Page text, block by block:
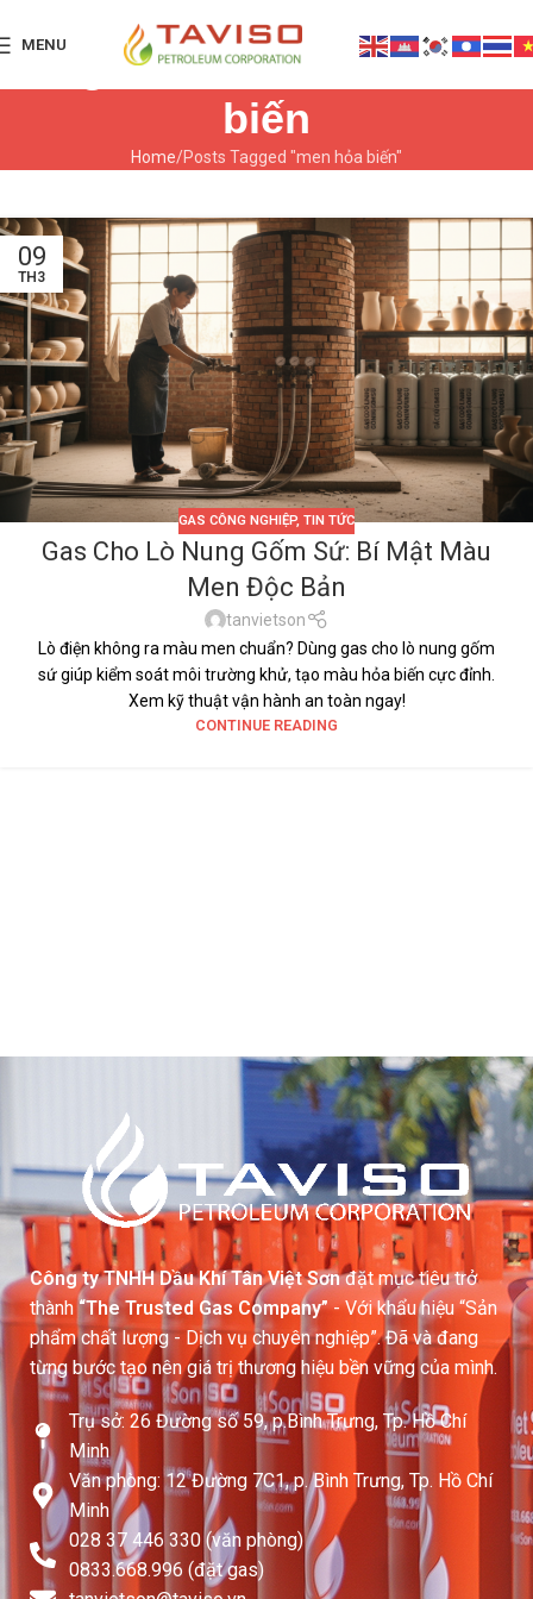
MENUTag Archives: men hỏa
biến
Home Posts Tagged "men hỏa biến"
09
TH3
GAS CÔNG NGHIỆP, TIN TỨC
Gas Cho Lò Nung Gốm Sứ: Bí Mật Màu
Men Độc Bản
tanvietson
Lò điện không ra màu men chuẩn? Dùng gas cho lò nung gốm
sứ giúp kiểm soát môi trường khử, tạo màu hỏa biến cực đỉnh.
Xem kỹ thuật vận hành an toàn ngay!
CONTINUE READING
Công ty TNHH Dầu Khí Tân Việt Sơnđặt mục tiêu trở
thành “The Trusted Gas Company”- Với khẩu hiệu “Sản
phẩm chất lượng - Dịch vụ chuyên nghiệp”. Đã và đang
từng bước tạo nên giá trị thương hiệu bền vững của mình.
Trụ sở: 26 Đường số 59, p.Bình Trưng, Tp. Hồ Chí
Minh
Văn phòng: 12 Đường 7C1, p. Bình Trưng, Tp. Hồ Chí
Minh
028 37 446 330 (văn phòng)
0833.668.996 (đặt gas)